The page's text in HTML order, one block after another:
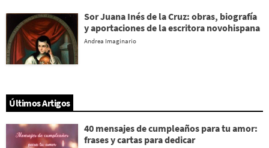
Sor Juana Inés de la Cruz: obras, biografía
y aportaciones de la escritora novohispana
Andrea Imaginario
Últimos Artigos
40 mensajes de cumpleaños para tu amor:
frases y cartas para dedicar